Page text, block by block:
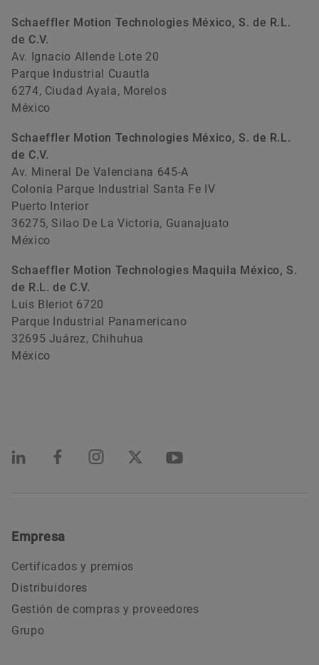
Schaeffler Motion Technologies México, S. de R.L.
de C.V.
Av. Ignacio Allende Lote 20
Parque Industrial Cuautla
6274, Ciudad Ayala, Morelos
México
Schaeffler Motion Technologies México, S. de R.L.
de C.V.
Av. Mineral De Valenciana 645-A
Colonia Parque Industrial Santa Fe IV
Puerto Interior
36275, Silao De La Victoria, Guanajuato
México
Schaeffler Motion Technologies Maquila México, S.
de R.L. de C.V.
Luis Bleriot 6720
Parque Industrial Panamericano
32695 Juárez, Chihuhua
México
Empresa
Certificados y premios
Distribuidores
Gestión de compras y proveedores
Grupo